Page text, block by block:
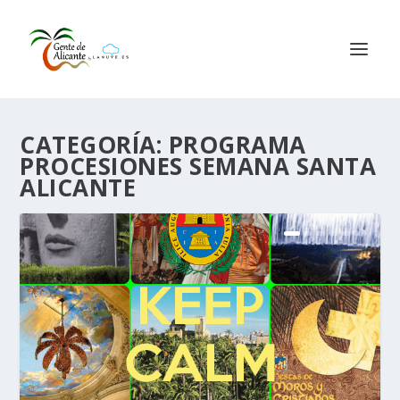
CATEGORÍA: PROGRAMA
PROCESIONES SEMANA SANTA
ALICANTE